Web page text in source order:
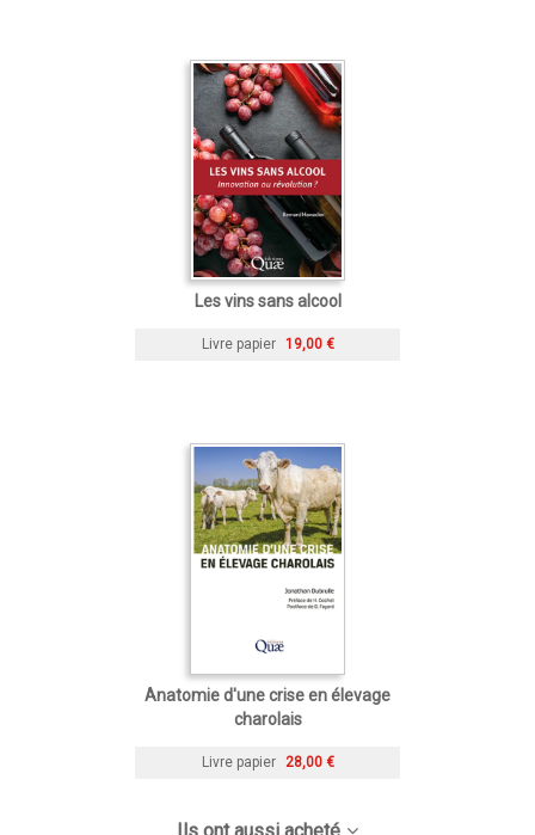
Les vins sans alcool
Livre papier 19,00 €
Anatomie d'une crise en élevage
charolais
Livre papier 28,00 €